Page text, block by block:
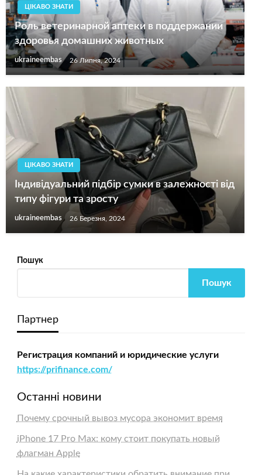
ЦІКАВО ЗНАТИ
Роль ветеринарной аптеки в поддержании
здоровья домашних животных
ukraineembas 26 Липня, 2024
ЦІКАВО ЗНАТИ
Індивідуальний підбір сумки в залежності від
типу фігури та зросту
ukraineembas 26 Березня, 2024
Пошук
Пошук
Партнер
Регистрация компаний и юридические услуги
https://prifinance.com/
Останні новини
Почему срочный вывоз мусора экономит время
iPhone 17 Pro Max: кому стоит покупать новый
флагман Apple